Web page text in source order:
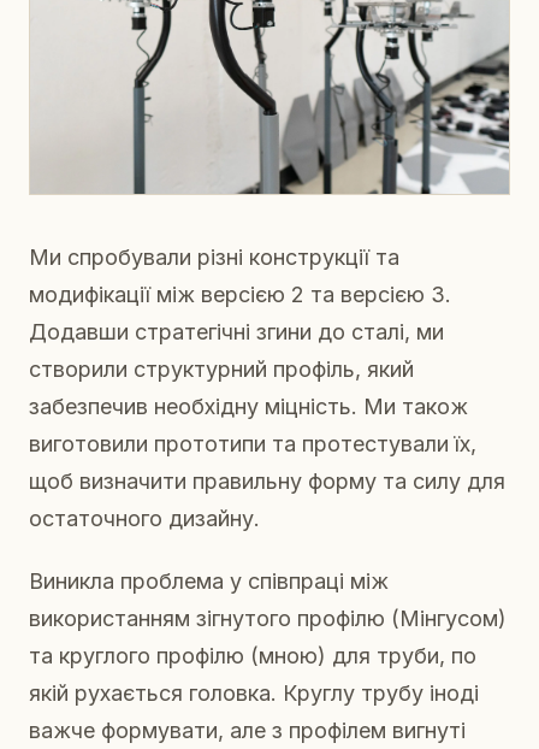
Ми спробували різні конструкції та
модифікації між версією 2 та версією 3.
Додавши стратегічні згини до сталі, ми
створили структурний профіль, який
забезпечив необхідну міцність. Ми також
виготовили прототипи та протестували їх,
щоб визначити правильну форму та силу для
остаточного дизайну.
Виникла проблема у співпраці між
використанням зігнутого профілю (Мінгусом)
та круглого профілю (мною) для труби, по
якій рухається головка. Круглу трубу іноді
важче формувати, але з профілем вигнуті